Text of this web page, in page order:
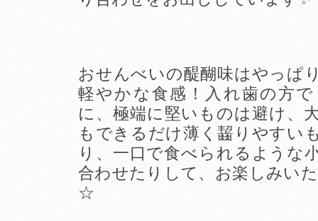
おせんべいの醍醐味はやっぱ
軽やかな食感！入れ歯の方
に、極端に堅いものは避け、
もできるだけ薄く齧りやすい
り、一口で食べられるような
合わせたりして、お楽しみい
☆